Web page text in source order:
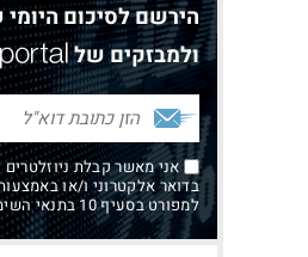
הירשם לסיכום
ולמבזקים של
אני מאשר קבלת ניוזלטרים
בדואר אלקטרוני ו/או
למפורט בסעיף 10 בתנאי השימוש